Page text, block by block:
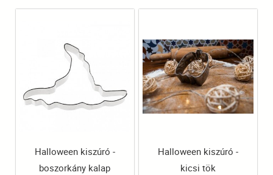
Halloween kiszúró -
boszorkány kalap
Halloween kiszúró -
kicsi tök